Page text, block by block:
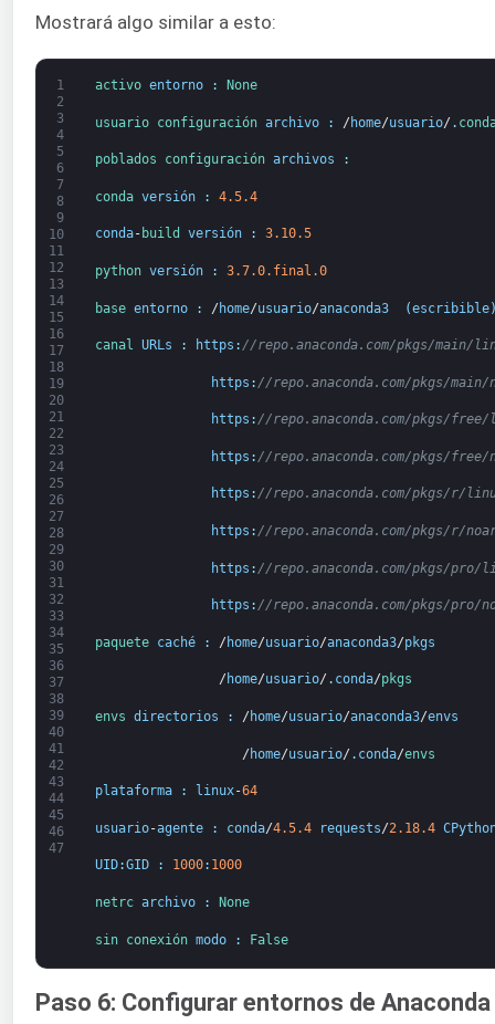
Mostrará algo similar a esto:
1
2
3
4
5
6
7
8
9
10
11
12
13
14
15
16
17
18
19
20
21
22
23
24
25
26
27
28
29
30
31
32
33
34
35
36
37
38
39
40
41
42
43
44
45
46
47
activo entorno : None
usuario configuración archivo : / home/usuario/ .
poblados configuración archivos :
conda versión : 4.5.4
conda- build versión : 3.10.5
python versión : 3.7.0.final.0
base entorno : / home/usuario/anaconda3 (escribible
canal URLs : https : //repo.anaconda.com/pkgs/main/
https : //repo.anaconda.com/pkgs/main/
https : //repo.anaconda.com/pkgs/
https : //repo.anaconda.com/pkgs/free/
https : //repo.anaconda.com/pkgs/r/
https : //repo.anaconda.com/pkgs/r/
https : //repo.anaconda.com/pkgs/pro/
https : //repo.anaconda.com/pkgs/pro/
paquete caché : / home/usuario/anaconda3/pkgs
/ home/usuario/ . conda/pkgs
envs directorios : / home/usuario/anaconda3/envs
/ home/usuario/ . conda/envs
plataforma : linux-64
usuario-agente : conda/4.5.4 requests/2.18.4
UID:GID : 1000: 1000
netrc archivo : None
sin conexión modo : False
Paso 6: Configurar entornos de Anaconda